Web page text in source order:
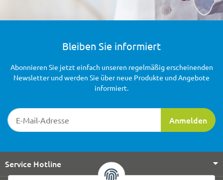
Bleiben Sie informiert
Newsletter-Registrierung
Anmelden
Abonnieren Sie jetzt einfach unseren regelmäßig erscheinenden
Newsletter und werden Sie über neue Produkte und Angebote
informiert.
Service Hotline